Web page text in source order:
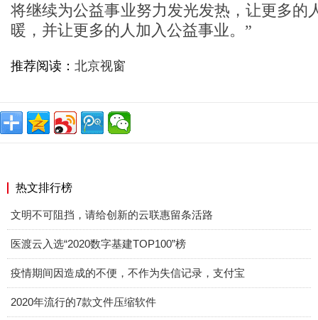
将继续为公益事业努力发光发热，让更多的
暖，并让更多的人加入公益事业。”
推荐阅读： 北京视窗
热文排行榜
文明不可阻挡，请给创新的云联惠留条活路
医渡云入选“2020数字基建TOP100”榜
疫情期间因造成的不便，不作为失信记录，支付宝
2020年流行的7款文件压缩软件